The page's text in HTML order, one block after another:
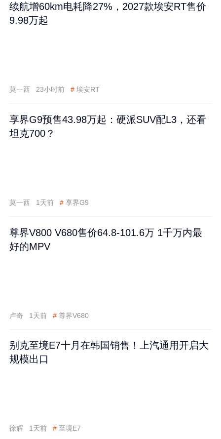
续航增60km电耗降27%，2027款埃安RT售价
9.98万起
莫一西 23小时前 # 埃安RT
享界G9预售43.98万起：硬派SUV配L3，还看
坦克700？
莫一西 1天前 # 享界G9
尊界V800 V680售价64.8-101.6万 1千万内最
好的MPV
卢奇 1天前 # 尊界V680
别克至境E7十月在韩国销售！上汽通用开启大
规模出口
徐辉 1天前 # 至境E7